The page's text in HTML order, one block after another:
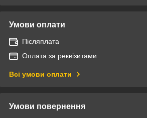
Умови оплати
Післяплата
Оплата за реквізитами
Всі умови оплати
Умови повернення